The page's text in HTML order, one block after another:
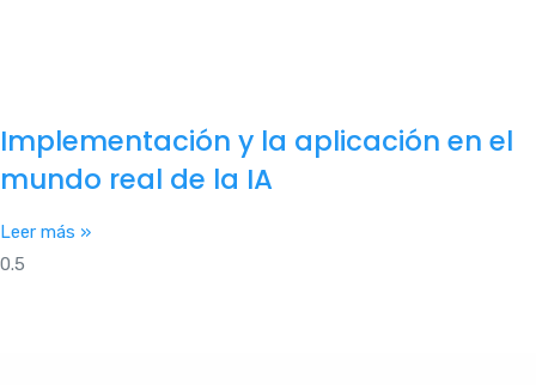
Implementación y la aplicación en el
mundo real de la IA
Leer más »